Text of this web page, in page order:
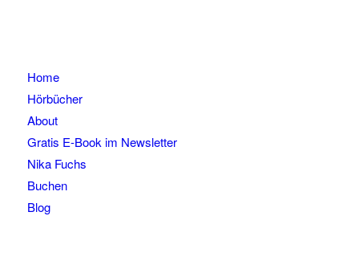
Home
Hörbücher
About
Gratis E-Book im Newsletter
Nika Fuchs
Buchen
Blog